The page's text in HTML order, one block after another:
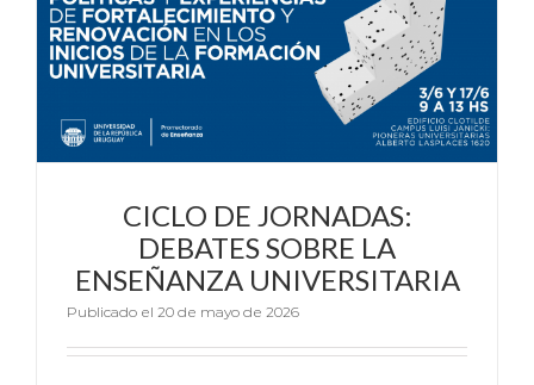
CICLO DE JORNADAS:
DEBATES SOBRE LA
ENSEÑANZA UNIVERSITARIA
Publicado el 20 de mayo de 2026